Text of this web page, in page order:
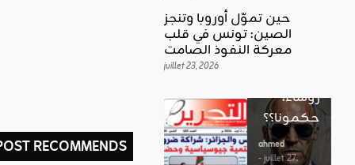
RECOMMENDS
حين تموّل أوروبا وتنجز
الصين: تونس في قلب
معركة النفوذ الصامت
juillet 23, 2026
- juillet 23,
2026
0
0
المرزوقي
الخارجية،
ماذا أخفى
رؤساء،
حكمونا؟؟
ahmed
- juillet 27,